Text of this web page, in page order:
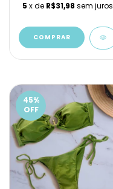
5 x de R$31,98 sem juros
COMPRAR
45%
OFF